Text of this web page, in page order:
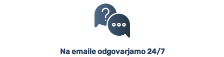
Na emaile odgovarjamo 24/7